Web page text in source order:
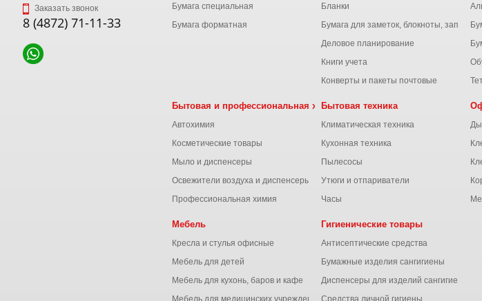
Заказать звонок
8 (4872) 71-11-33
Бумага специальная
Бумага форматная
Бланки
Бумага для заметок, блокноты,
Деловое планирование
Книги учета
Конверты и пакеты почтовые
Бытовая и профессиональная химия
Автохимия
Косметические товары
Мыло и диспенсеры
Освежители воздуха и диспенсеры
Профессиональная химия
Бытовая техника
Климатическая техника
Кухонная техника
Пылесосы
Утюги и отпариватели
Часы
Мебель
Кресла и стулья офисные
Мебель для детей
Мебель для кухонь, баров и кафе
Гигиенические товары
Антисептические средства
Бумажные изделия сангигиены
Диспенсеры для изделий сангигиены